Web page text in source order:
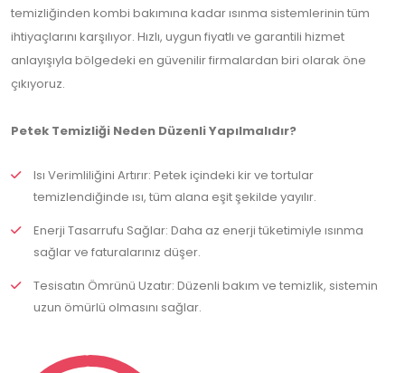
temizliğinden kombi bakımına kadar ısınma sistemlerinin tüm
ihtiyaçlarını karşılıyor. Hızlı, uygun fiyatlı ve garantili hizmet
anlayışıyla bölgedeki en güvenilir firmalardan biri olarak öne
çıkıyoruz.
Petek Temizliği Neden Düzenli Yapılmalıdır?
Isı Verimliliğini Artırır: Petek içindeki kir ve tortular
temizlendiğinde ısı, tüm alana eşit şekilde yayılır.
Enerji Tasarrufu Sağlar: Daha az enerji tüketimiyle ısınma
sağlar ve faturalarınız düşer.
Tesisatın Ömrünü Uzatır: Düzenli bakım ve temizlik, sistemin
uzun ömürlü olmasını sağlar.